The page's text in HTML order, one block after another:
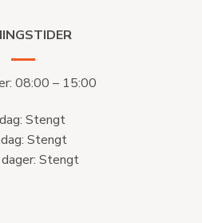
08:00 – 15:00
Stengt
Stengt
Stengt